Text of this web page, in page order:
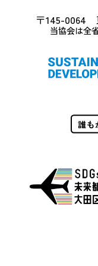
〒145-0064
当協会は全